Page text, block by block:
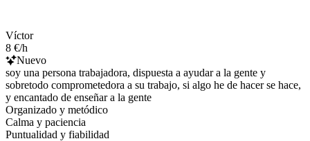
Víctor
8 €/h
Nuevo
soy una persona trabajadora, dispuesta a ayudar a la gente y
sobretodo comprometedora a su trabajo, si algo he de hacer se hace,
y encantado de enseñar a la gente
Organizado y metódico
Calma y paciencia
Puntualidad y fiabilidad